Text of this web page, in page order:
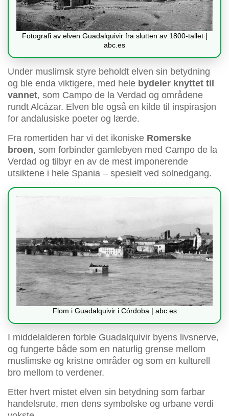
Fotografi av elven Guadalquivir fra slutten av 1800-tallet |
abc.es
Under muslimsk styre beholdt elven sin betydning
og ble enda viktigere, med hele bydeler knyttet til
vannet, som Campo de la Verdad og områdene
rundt Alcázar. Elven ble også en kilde til inspirasjon
for andalusiske poeter og lærde.
Fra romertiden har vi det ikoniske Romerske
broen, som forbinder gamlebyen med Campo de la
Verdad og tilbyr en av de mest imponerende
utsiktene i hele Spania – spesielt ved solnedgang.
Flom i Guadalquivir i Córdoba | abc.es
I middelalderen forble Guadalquivir byens livsnerve,
og fungerte både som en naturlig grense mellom
muslimske og kristne områder og som en kulturell
bro mellom to verdener.
Etter hvert mistet elven sin betydning som farbar
handelsrute, men dens symbolske og urbane verdi